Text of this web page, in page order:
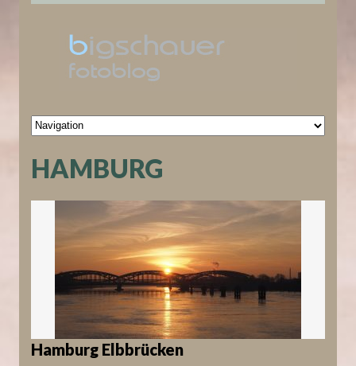
HAMBURG
Hamburg Elbbrücken